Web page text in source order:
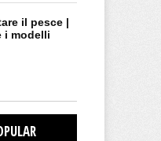
il pesce |
i modelli